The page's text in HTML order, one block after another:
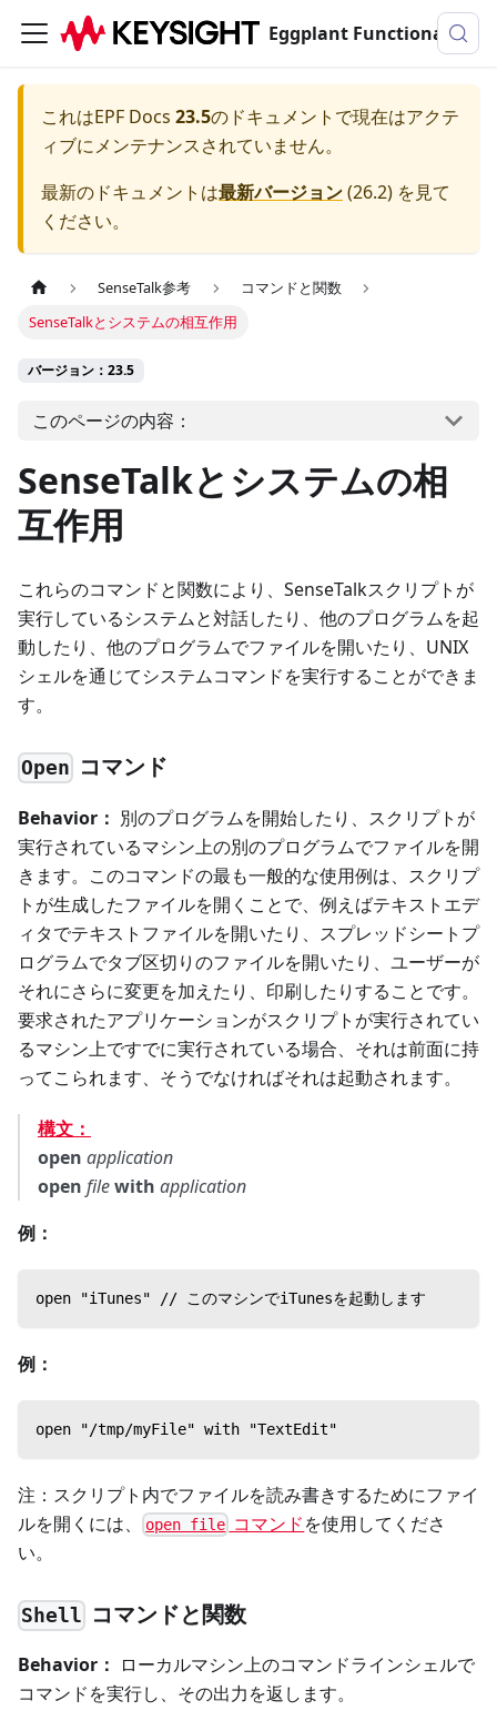
Eggplant Functionalのドキュメンテーション
これはEPF Docs 23.5のドキュメントで現在はアクテ
ィブにメンテナンスされていません。
最新のドキュメントは最新バージョン(26.2) を見て
ください。
SenseTalk参考
コマンドと関数
SenseTalkとシステムの相互作用
バージョン：23.5
このページの内容：
SenseTalkとシステムの相
互作用
これらのコマンドと関数により、SenseTalkスクリプトが
実行しているシステムと対話したり、他のプログラムを起
動したり、他のプログラムでファイルを開いたり、UNIX
シェルを通じてシステムコマンドを実行することができま
す。
Open コマンド
Behavior： 別のプログラムを開始したり、スクリプトが
実行されているマシン上の別のプログラムでファイルを開
きます。このコマンドの最も一般的な使用例は、スクリプ
トが生成したファイルを開くことで、例えばテキストエデ
ィタでテキストファイルを開いたり、スプレッドシートプ
ログラムでタブ区切りのファイルを開いたり、ユーザーが
それにさらに変更を加えたり、印刷したりすることです。
要求されたアプリケーションがスクリプトが実行されてい
るマシン上ですでに実行されている場合、それは前面に持
ってこられます、そうでなければそれは起動されます。
構文：
open application
open filewith application
例：
open "iTunes" // このマシンでiTunesを起動します
例：
open "/tmp/myFile" with "TextEdit"
注：スクリプト内でファイルを読み書きするためにファイ
ルを開くには、
open file コマンドを使用してくださ
い。
Shell コマンドと関数
Behavior： ローカルマシン上のコマンドラインシェルで
コマンドを実行し、その出力を返します。